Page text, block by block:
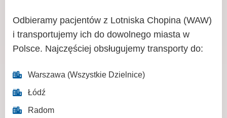
Odbieramy pacjentów z Lotniska Chopina (WAW)
i transportujemy ich do dowolnego miasta w
Polsce. Najczęściej obsługujemy transporty do:
Warszawa (Wszystkie Dzielnice)
Łódź
Radom